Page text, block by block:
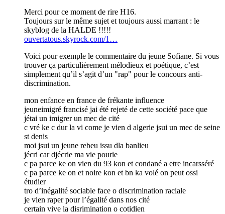
Merci pour ce moment de rire H16.
Toujours sur le même sujet et toujours aussi marrant : le
skyblog de la HALDE !!!!!
ouvertatous.skyrock.com/1…
Voici pour exemple le commentaire du jeune Sofiane. Si vous
trouver ça particulièrement mélodieux et poétique, c’est
simplement qu’il s’agit d’un "rap" pour le concours anti-
discrimination.
mon enfance en france de frékante influence
jeuneimigré francisé jai été rejeté de cette société pace que
jétai un imigrer un mec de cité
c vré ke c dur la vi come je vien d algerie jsui un mec de seine
st denis
moi jsui un jeune rebeu issu dla banlieu
jécri car djécrie ma vie pourie
c pa parce ke on vien du 93 kon et condané a etre incarsséré
c pa parce ke on et noire kon et bn ka volé on peut ossi
étudier
tro d’inégalité sociable face o discrimination raciale
je vien raper pour l’égalité dans nos cité
certain vive la disrimination o cotidien